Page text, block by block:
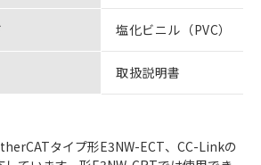
塩化ビニル（PVC）
取扱説明書
タイプ形E3NW-ECT、CC-Linkの